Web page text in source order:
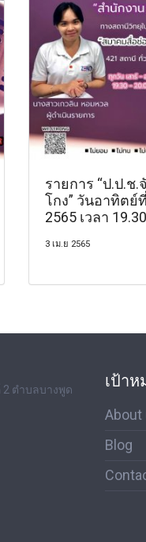
รายการ “ป.ป.ช
โกง” วันอาทิตย์
2565 เวลา
3 เม.ย 2565
ตำบลบางพูด
เป้าห
About
Blog